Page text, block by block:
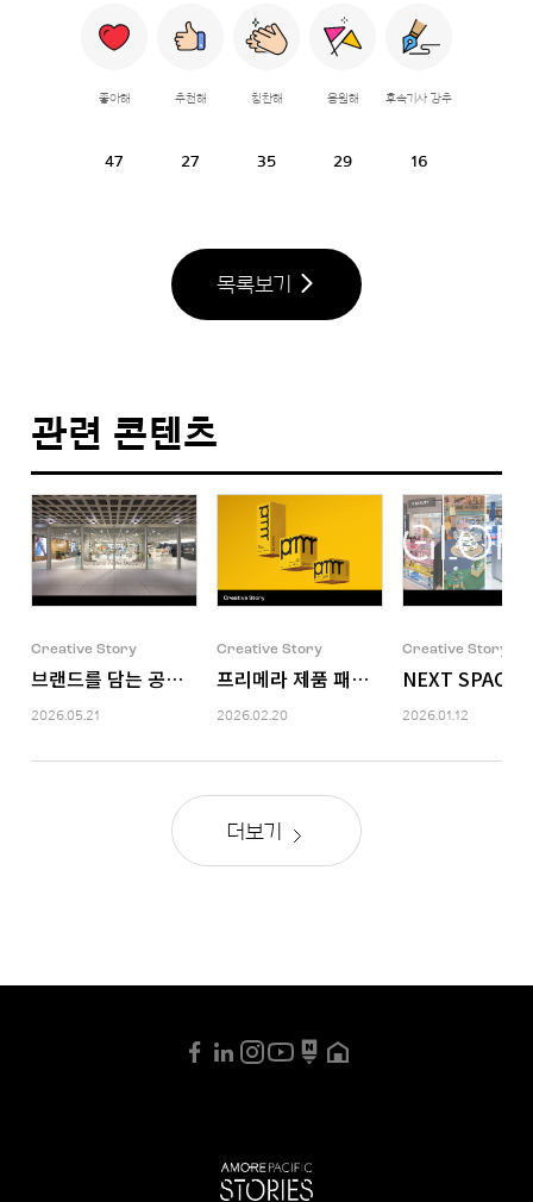
좋아해
47
추천해
27
칭찬해
35
응원해
29
후속기사 강추
16
목록보기
관련 콘텐츠
Creative Story
브랜드를 담는 공간에서, 뉴뷰티를 경험하는 공간으로
2026.05.21
Creative Story
프리메라 제품 패키지 디자인 리뉴얼 프
2026.02.20
Creative Story
NEXT SPACE:
2026.01.12
더보기